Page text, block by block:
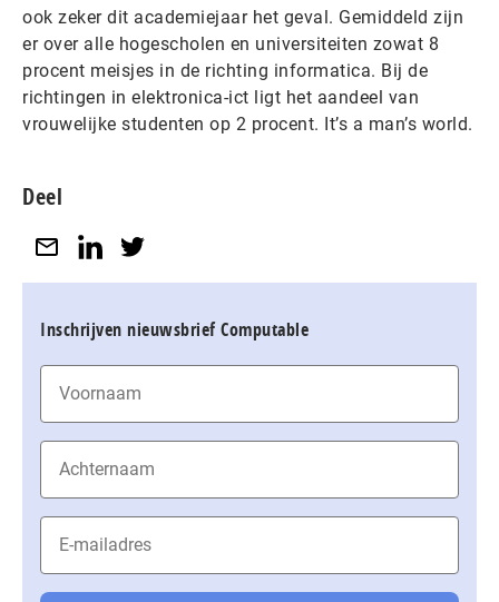
ook zeker dit academiejaar het geval. Gemiddeld zijn
er over alle hogescholen en universiteiten zowat 8
procent meisjes in de richting informatica. Bij de
richtingen in elektronica-ict ligt het aandeel van
vrouwelijke studenten op 2 procent. It’s a man’s world.
Deel
Inschrijven nieuwsbrief Computable